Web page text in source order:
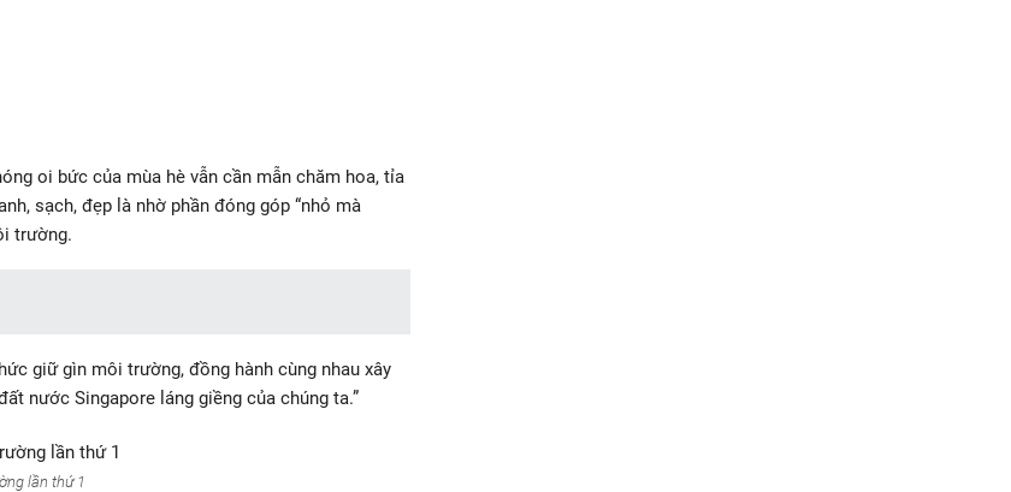
oi bức của mùa hè vẫn cần mẫn chăm hoa, tỉa
sạch, đẹp là nhờ phần đóng góp “nhỏ mà
trường.
giữ gìn môi trường, đồng hành cùng nhau xây
nước Singapore láng giềng của chúng ta.”
lần thứ 1